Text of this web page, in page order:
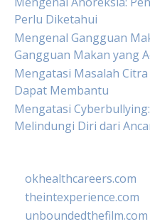
Perlu Diketahui
Mengenal Gangguan
Gangguan Makan yang
Mengatasi Masalah
Dapat Membantu
Mengatasi
Melindungi Diri dari
okhealthcareers.com
theintexperience.com
unboundedthefilm.com